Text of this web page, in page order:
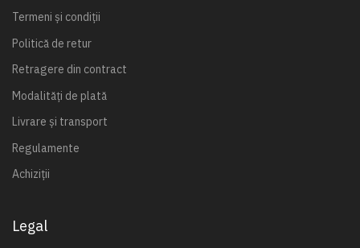
Termeni și condiții
Politică de retur
Retragere din contract
Modalități de plată
Livrare și transport
Regulamente
Achiziții
Legal